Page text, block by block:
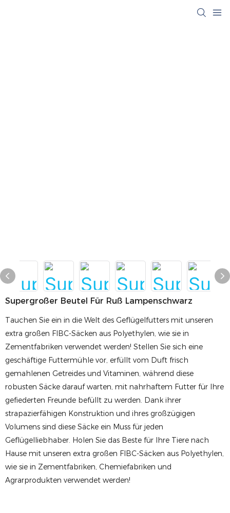
Supergroßer Beutel Für Ruß Lampenschwarz
Tauchen Sie ein in die Welt des Geflügelfutters mit unseren
extra großen FIBC-Säcken aus Polyethylen, wie sie in
Zementfabriken verwendet werden! Stellen Sie sich eine
geschäftige Futtermühle vor, erfüllt vom Duft frisch
gemahlenen Getreides und Vitaminen, während diese
robusten Säcke darauf warten, mit nahrhaftem Futter für Ihre
gefiederten Freunde befüllt zu werden. Dank ihrer
strapazierfähigen Konstruktion und ihres großzügigen
Volumens sind diese Säcke ein Muss für jeden
Geflügelliebhaber. Holen Sie das Beste für Ihre Tiere nach
Hause mit unseren extra großen FIBC-Säcken aus Polyethylen,
wie sie in Zementfabriken, Chemiefabriken und
Agrarprodukten verwendet werden!